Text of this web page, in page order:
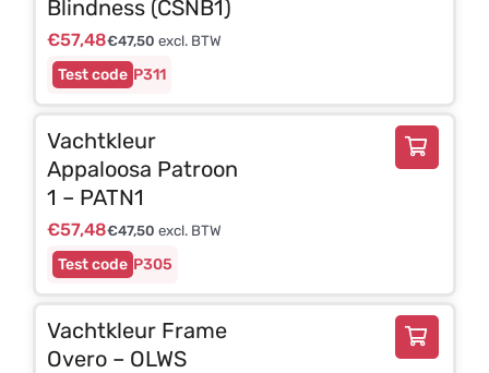
P311
Blindness (CSNB1)
€57,48€47,50 excl. BTW
P305
Vachtkleur
Appaloosa Patroon
1 – PATN1
€57,48€47,50 excl. BTW
Vachtkleur Frame
Overo – OLWS